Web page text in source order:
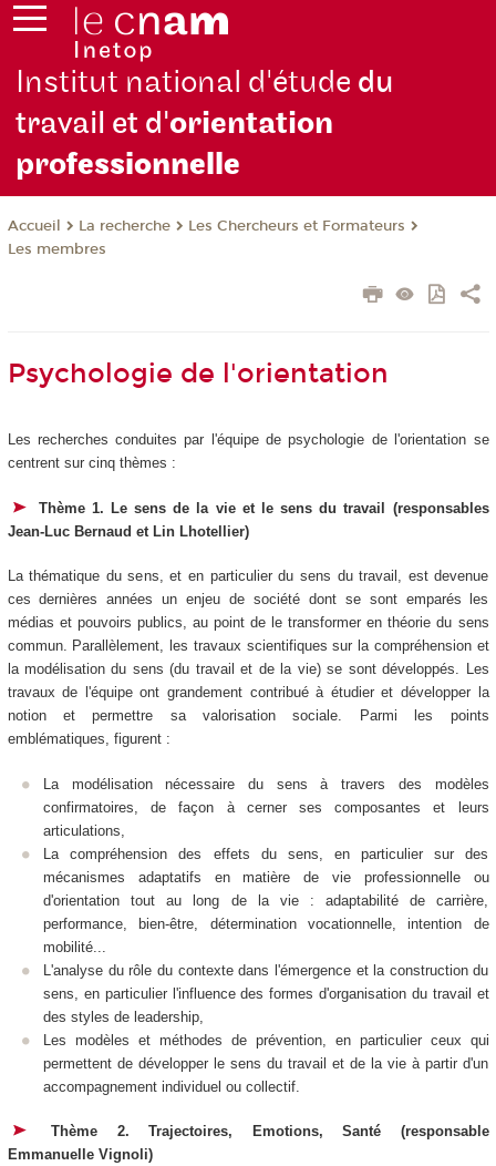
Institut national d'étude du
travail et d'orientation
professionnelle
Accueil La recherche
Les Chercheurs et Formateurs
Les membres
Psychologie de l'orientation
Les recherches conduites par l'équipe de psychologie de l'orientation se
centrent sur cinq thèmes :
Thème 1. Le sens de la vie et le sens du travail (responsables
Jean-Luc Bernaud et Lin Lhotellier)
La thématique du sens, et en particulier du sens du travail, est devenue
ces dernières années un enjeu de société dont se sont emparés les
médias et pouvoirs publics, au point de le transformer en théorie du sens
commun. Parallèlement, les travaux scientifiques sur la compréhension et
la modélisation du sens (du travail et de la vie) se sont développés. Les
travaux de l'équipe ont grandement contribué à étudier et développer la
notion et permettre sa valorisation sociale. Parmi les points
emblématiques, figurent :
La modélisation nécessaire du sens à travers des modèles
confirmatoires, de façon à cerner ses composantes et leurs
articulations,
La compréhension des effets du sens, en particulier sur des
mécanismes adaptatifs en matière de vie professionnelle ou
d'orientation tout au long de la vie : adaptabilité de carrière,
performance, bien-être, détermination vocationnelle, intention de
mobilité...
L'analyse du rôle du contexte dans l'émergence et la construction du
sens, en particulier l'influence des formes d'organisation du travail et
des styles de leadership,
Les modèles et méthodes de prévention, en particulier ceux qui
permettent de développer le sens du travail et de la vie à partir d'un
accompagnement individuel ou collectif.
Thème 2. Trajectoires, Emotions, Santé (responsable
Emmanuelle Vignoli)